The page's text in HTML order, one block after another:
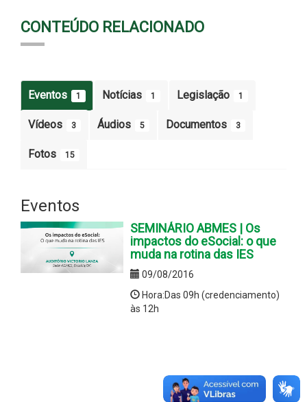
CONTEÚDO RELACIONADO
Eventos 1 Notícias 1 Legislação 1
Vídeos 3 Áudios 5 Documentos 3
Fotos 15
Eventos
SEMINÁRIO ABMES | Os
impactos do eSocial: o que
muda na rotina das IES
09/08/2016
Hora:Das 09h (credenciamento)
às 12h